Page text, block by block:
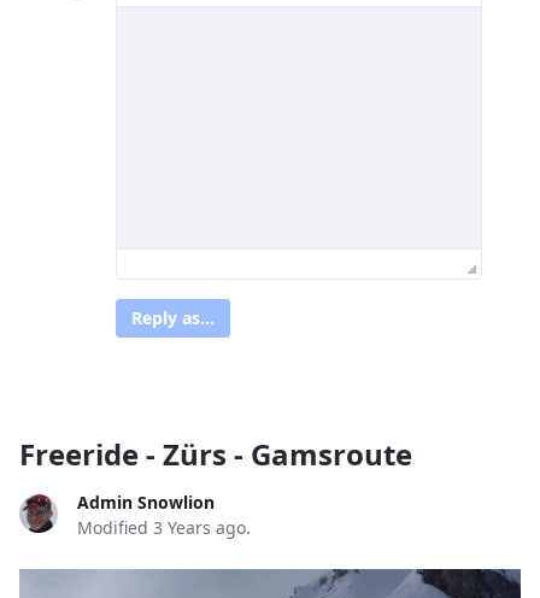
Reply as...
Freeride - Zürs - Gamsroute
Admin Snowlion
Modified 3 Years ago.